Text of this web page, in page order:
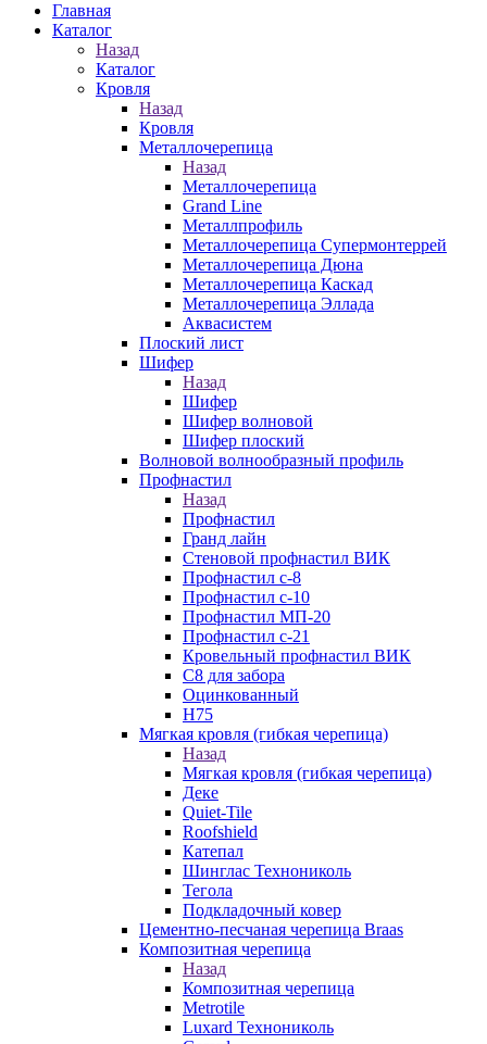
Главная
Каталог
Назад
Каталог
Кровля
Назад
Кровля
Металлочерепица
Назад
Металлочерепица
Grand Line
Металлпрофиль
Металлочерепица Супермонтеррей
Металлочерепица Дюна
Металлочерепица Каскад
Металлочерепица Эллада
Аквасистем
Плоский лист
Шифер
Назад
Шифер
Шифер волновой
Шифер плоский
Волновой волнообразный профиль
Профнастил
Назад
Профнастил
Гранд лайн
Стеновой профнастил ВИК
Профнастил с-8
Профнастил с-10
Профнастил МП-20
Профнастил с-21
Кровельный профнастил ВИК
С8 для забора
Оцинкованный
Н75
Мягкая кровля (гибкая черепица)
Назад
Мягкая кровля (гибкая черепица)
Деке
Quiet-Tile
Roofshield
Катепал
Шинглас Технониколь
Тегола
Подкладочный ковер
Цементно-песчаная черепица Braas
Композитная черепица
Назад
Композитная черепица
Metrotile
Luxard Технониколь